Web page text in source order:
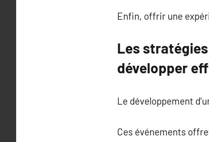
Enfin, offrir une
Les
développer
Le développement
Ces événements